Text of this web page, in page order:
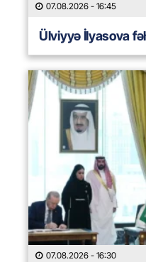
07.08.2026 - 16:45
Ülviyyə İlyasova
07.08.2026 - 16:30